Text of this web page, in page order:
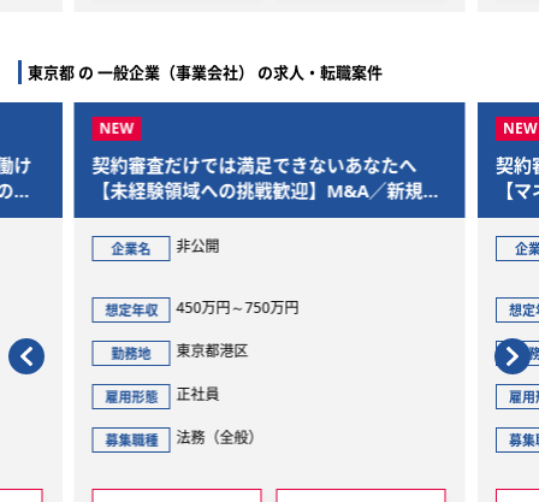
東京都 の 一般企業（事業会社） の求人・転職案件
け
経
契約審査だけでは満足できないあなたへ
【未経験領域への挑戦歓迎】M&A／新規事
業／個人情報／AI領域まで踏み込める“事業
推進法務”を募集
企業名 非公開
想定年収 450万円～750万円
勤務地 東京都港区
雇用形態 正社員
募集職種 法務（全般）
契約
【
なキ
人情
務”
企
想定
勤
雇用
募集